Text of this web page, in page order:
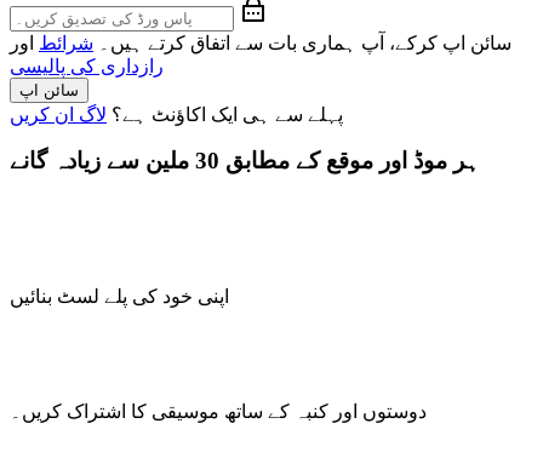
سائن اپ کرکے، آپ ہماری بات سے اتفاق کرتے ہیں۔ شرائط اور
رازداری کی پالیسی
سائن اپ
پہلے سے ہی ایک اکاؤنٹ ہے؟ لاگ ان کریں
ہر موڈ اور موقع کے مطابق 30 ملین سے زیادہ گانے
اپنی خود کی پلے لسٹ بنائیں
دوستوں اور کنبہ کے ساتھ موسیقی کا اشتراک کریں۔